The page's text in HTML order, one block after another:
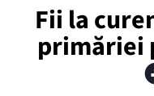
Fii la
primăriei